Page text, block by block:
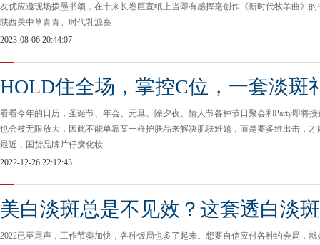
友优应邀现场拨墨书颂，在十来长卷巨宣纸上当即有感挥毫创作《新时代牧羊曲》
陕西关中草青青。时代乳源秦
2023-08-06 20:44:07
HOLD住全场，掌控C位，一套淡斑
看看今年的日历，圣诞节、年会、元旦、除夕夜、情人节各种节日聚会和Party即将
也会被无限放大，因此不能单靠某一样护肤品来解决肌肤难题，而是要多维出击，
最近，国货品牌片仔癀化妆
2022-12-26 22:12:43
美白淡斑总是不见效？这套透白淡
2022已至尾声，工作节奏加快，各种饭局也多了起来。想要自信应付各种约会局，